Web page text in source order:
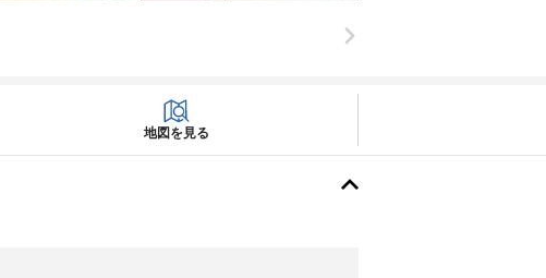
地図を見る